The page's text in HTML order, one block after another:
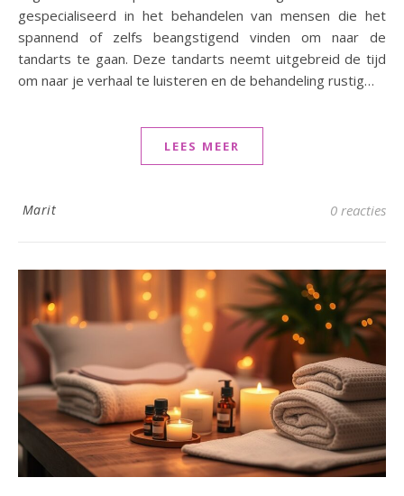
gespecialiseerd in het behandelen van mensen die het
spannend of zelfs beangstigend vinden om naar de
tandarts te gaan. Deze tandarts neemt uitgebreid de tijd
om naar je verhaal te luisteren en de behandeling rustig…
LEES MEER
Marit 0 reacties